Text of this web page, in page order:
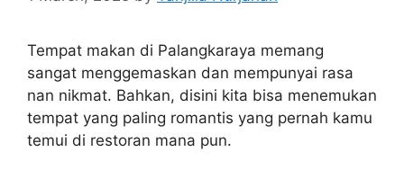
Tempat makan di Palangkaraya memang
sangat menggemaskan dan mempunyai rasa
nan nikmat. Bahkan, disini kita bisa menemukan
tempat yang paling romantis yang pernah kamu
temui di restoran mana pun.